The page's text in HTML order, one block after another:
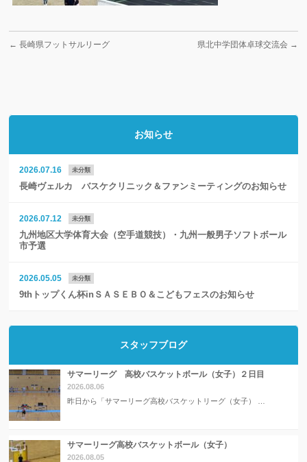
← 長崎県フットサルリーグ 県北中学団体卓球交流会 →
お知らせ
2026.07.16 未分類
長崎ヴェルカ バスケクリニック＆ファンミーティングのお知らせ
2026.07.12 未分類
九州地区大学体育大会（空手道競技）・九州一般男子ソフトボール
市予選
2026.05.05 未分類
9thトップくん杯inＳＡＳＥＢＯ＆こどもフェスのお知らせ
スタッフブログ
サマーリーグ 高校バスケットボール（女子）２日目
2026.08.06
昨日から「サマーリーグ高校バスケットリーグ（女子） …
サマーリーグ高校バスケットボール（女子）
2026.08.05